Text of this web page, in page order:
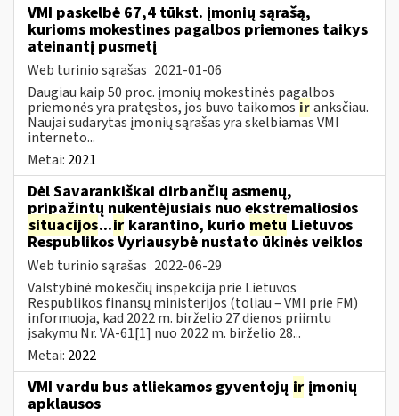
VMI paskelbė 67,4 tūkst. įmonių sąrašą,
kurioms mokestines pagalbos priemones taikys
ateinantį pusmetį
Web turinio sąrašas 2021-01-06
Daugiau kaip 50 proc. įmonių mokestinės pagalbos
priemonės yra pratęstos, jos buvo taikomos iranksčiau.
Naujai sudarytas įmonių sąrašas yra skelbiamas VMI
interneto...
Metai: 2021
Dėl Savarankiškai dirbančių asmenų,
pripažintų nukentėjusiais nuo ekstremaliosios
situacijos...ir karantino, kurio metu Lietuvos
Respublikos Vyriausybė nustato ūkinės veiklos
Web turinio sąrašas 2022-06-29
Valstybinė mokesčių inspekcija prie Lietuvos
Respublikos finansų ministerijos (toliau – VMI prie FM)
informuoja, kad 2022 m. birželio 27 dienos priimtu
įsakymu Nr. VA-61[1] nuo 2022 m. birželio 28...
Metai: 2022
VMI vardu bus atliekamos gyventojų ir įmonių
apklausos